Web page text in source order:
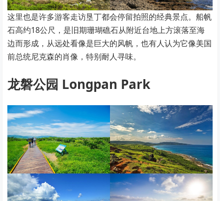
这里也是许多游客走访垦丁都会停留拍照的经典景点。船帆
石高约18公尺，是旧期珊瑚礁石从附近台地上方滚落至海
边而形成，从远处看像是巨大的风帆，也有人认为它像美国
前总统尼克森的肖像，特别耐人寻味。
龙磐公园 Longpan Park